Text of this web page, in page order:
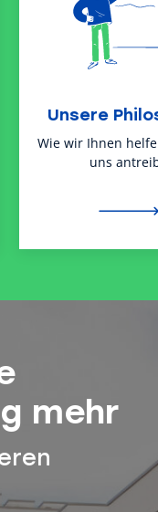
Unsere
Wie wir Ihnen
uns
mehr